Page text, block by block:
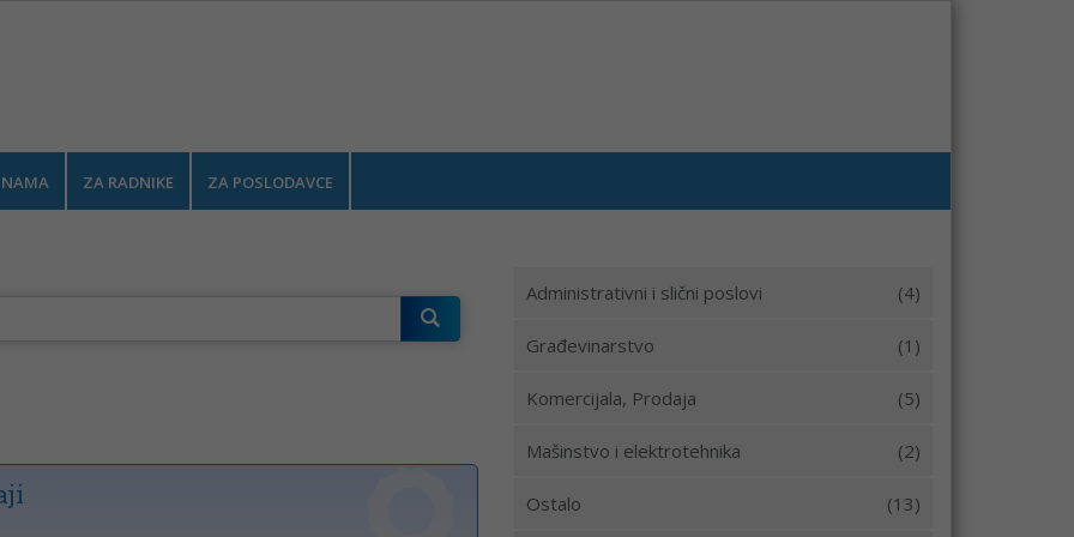
ZA RADNIKE ZA POSLODAVCE
Administrativni i slični poslovi (4)
Građevinarstvo (1)
Komercijala, Prodaja (5)
Mašinstvo i elektrotehnika (2)
Ostalo (13)